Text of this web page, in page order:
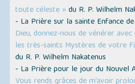
toute céleste » du R. P. Wilhelm
- La Prière sur la sainte Enfance
Dieu, donnez-nous de vénérer
les très-saints Mystères de votre
du R. P. Wilhelm Nakatenus
- La Prière pour le jour du Nouvel